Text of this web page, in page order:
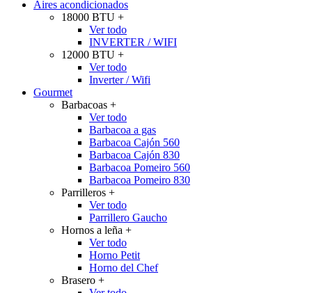
Aires acondicionados
18000 BTU +
Ver todo
INVERTER / WIFI
12000 BTU +
Ver todo
Inverter / Wifi
Gourmet
Barbacoas +
Ver todo
Barbacoa a gas
Barbacoa Cajón 560
Barbacoa Cajón 830
Barbacoa Pomeiro 560
Barbacoa Pomeiro 830
Parrilleros +
Ver todo
Parrillero Gaucho
Hornos a leña +
Ver todo
Horno Petit
Horno del Chef
Brasero +